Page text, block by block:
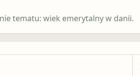
tematu: wiek emerytalny w danii.